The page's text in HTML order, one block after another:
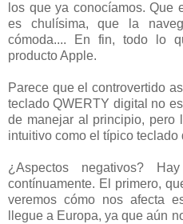
los que ya conocíamos. Que
es chulísima, que la
cómoda.... En fin, todo lo
producto Apple.
Parece que el controvertido
teclado QWERTY digital no
de manejar al principio, pero
intuitivo como el típico teclado
¿Aspectos negativos?
contínuamente. El primero,
veremos cómo nos afecta
llegue a Europa, ya que aún